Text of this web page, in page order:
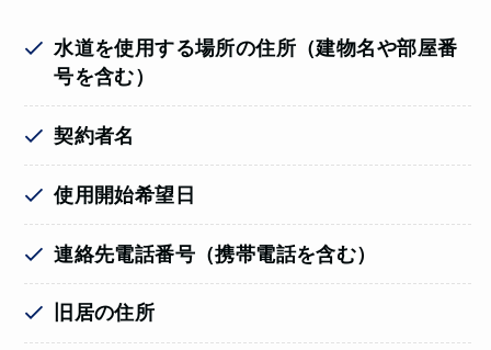
水道を使用する場所の住所（建物名や部屋番
号を含む）
契約者名
使用開始希望日
連絡先電話番号（携帯電話を含む）
旧居の住所